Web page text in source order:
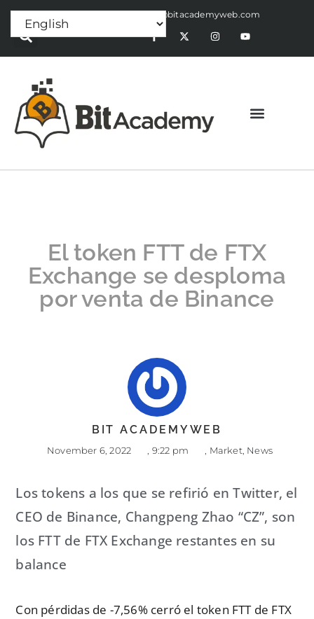
Press Release:alex@bitacademyweb.com
El token FTT de FTX
Exchange se desploma
por venta de Binance
BIT ACADEMYWEB
November 6, 2022 9:22 pm Market, News
Los tokens a los que se refirió en Twitter, el
CEO de Binance, Changpeng Zhao “CZ”, son
los FTT de FTX Exchange restantes en su
balance
Con pérdidas de -7,56% cerró el token FTT de FTX